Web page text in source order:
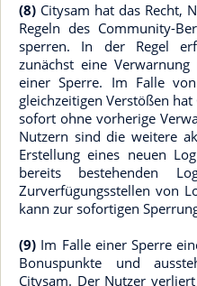
(8) Citysam hat das Recht,
Regeln des Community-
sperren. In der Regel
zunächst eine
einer Sperre. Im Falle
gleichzeitigen Verstößen
sofort ohne vorherige
Nutzern sind die weitere
Erstellung eines neuen
bereits bestehenden
Zurverfügungsstellen von
kann zur sofortigen
(9) Im Falle einer Sperre
Bonuspunkte und
Citysam. Der Nutzer